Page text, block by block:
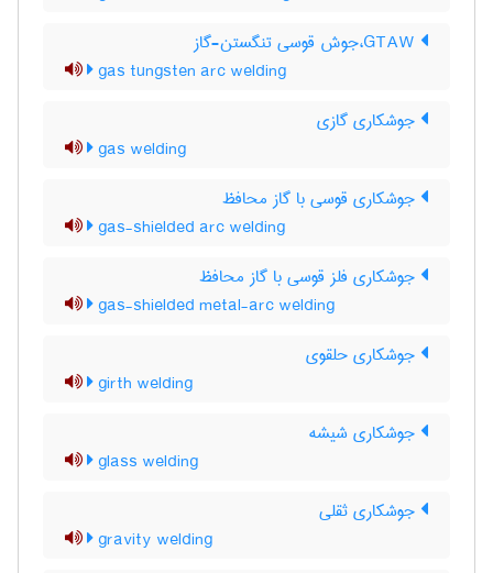
gas tungsten arc welding
جوشکاری گازی
gas welding
جوشکاری قوسی با گاز محافظ
gas-shielded arc welding
جوشکاری فلز قوسی با گاز محافظ
gas-shielded metal-arc welding
جوشکاری حلقوی
girth welding
جوشکاری شیشه
glass welding
جوشکاری ثقلی
gravity welding